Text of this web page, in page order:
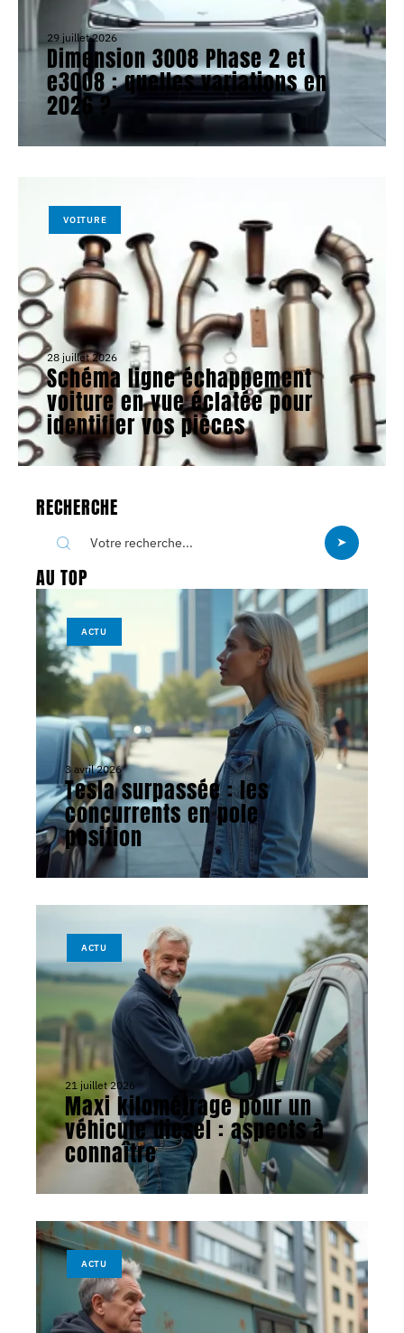
29 juillet 2026
Dimension 3008 Phase 2 et
e3008 : quelles variations en
2026 ?
VOITURE
28 juillet 2026
Schéma ligne échappement
voiture en vue éclatée pour
identifier vos pièces
RECHERCHE
AU TOP
ACTU
3 avril 2026
Tesla surpassée : les
concurrents en pole
position
ACTU
21 juillet 2026
Maxi kilométrage pour un
véhicule diesel : aspects à
connaître
ACTU